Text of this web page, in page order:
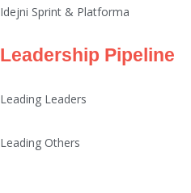
Idejni Sprint & Platforma
Leadership Pipeline
Leading Leaders
Leading Others